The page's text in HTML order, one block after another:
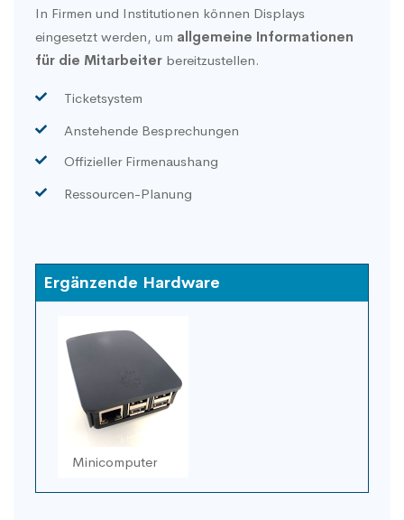
In Firmen und Institutionen können Displays
eingesetzt werden, um allgemeine Informationen
für die Mitarbeiter bereitzustellen.
Ticketsystem
Anstehende Besprechungen
Offizieller Firmenaushang
Ressourcen-Planung
Ergänzende Hardware
Minicomputer